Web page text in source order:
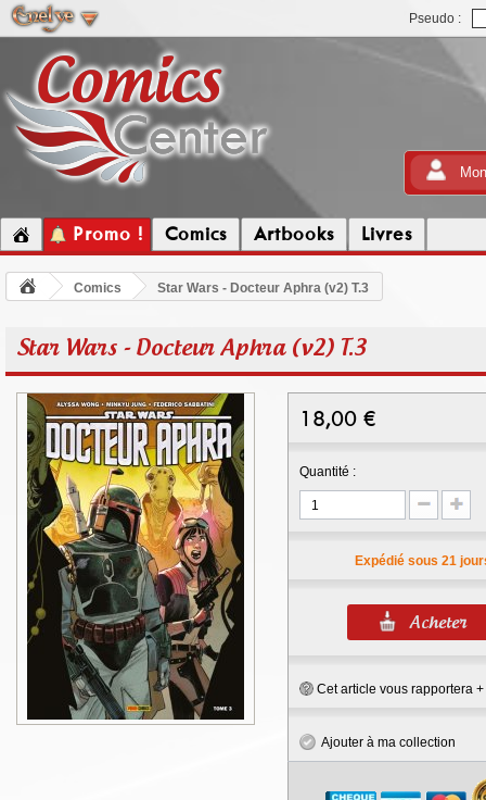
Pseudo :
Promo ! Comics Artbooks Livres
Comics Star Wars - Docteur Aphra (v2) T.3
Star Wars - Docteur Aphra (v2) T.3
18,00 €
Quantité :
Expédié sous 21
Cet article vous rapportera +
Ajouter à ma collection